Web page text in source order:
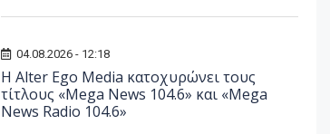
04.08.2026 - 12:18
Η Alter Ego Media κατοχυρώνει τους
τίτλους «Mega News 104.6» και «Mega
News Radio 104.6»